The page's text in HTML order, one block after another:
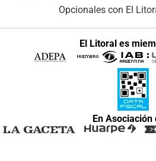
Opcionales con El
El Litoral es
En Asociación